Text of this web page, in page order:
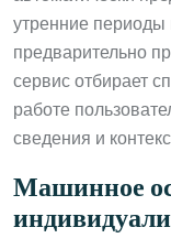
утренние
предварительно
сервис отбирает
работе
сведения и
Машинное